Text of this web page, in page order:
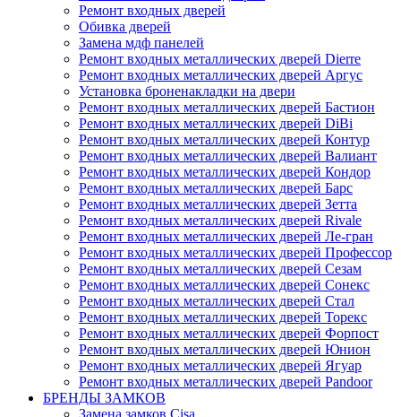
Ремонт входных дверей
Обивка дверей
Замена мдф панелей
Ремонт входных металлических дверей Dierre
Ремонт входных металлических дверей Аргус
Установка броненакладки на двери
Ремонт входных металлических дверей Бастион
Ремонт входных металлических дверей DiBi
Ремонт входных металлических дверей Контур
Ремонт входных металлических дверей Валиант
Ремонт входных металлических дверей Кондор
Ремонт входных металлических дверей Барс
Ремонт входных металлических дверей Зетта
Ремонт входных металлических дверей Rivale
Ремонт входных металлических дверей Ле-гран
Ремонт входных металлических дверей Профессор
Ремонт входных металлических дверей Сезам
Ремонт входных металлических дверей Сонекс
Ремонт входных металлических дверей Стал
Ремонт входных металлических дверей Торекс
Ремонт входных металлических дверей Форпост
Ремонт входных металлических дверей Юнион
Ремонт входных металлических дверей Ягуар
Ремонт входных металлических дверей Pandoor
БРЕНДЫ ЗАМКОВ
Замена замков Cisa